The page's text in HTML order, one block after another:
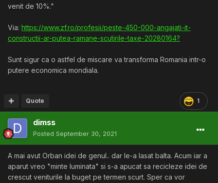
venit de 10%."
Via: https://www.zf.ro/profesii/peste-450-000-angajati-it-
constructii-ar-putea-ramane-scutirile-taxe-20280164?
Sunt sigur ca o astfel de miscare va transforma Romania intr-o
putere economica mondiala.
1
Quote
dimss
Posted September 30, 2021
A mai avut Orban idei de genul.. dar le-a lasat balta. Acum iar a
aparut vreo "minte luminata" si s-a apucat sa recicleze idei de
crescut veniturile la buget pe termen scurt. Sper ca vor